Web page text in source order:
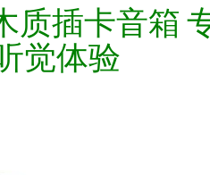
质插卡音箱
觉体验